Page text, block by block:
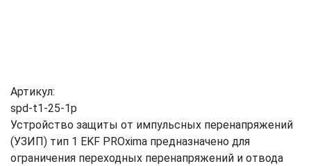
Артикул:
spd-t1-25-1p
Устройство защиты от импульсных перенапряжений
(УЗИП) тип 1 EKF PROxima предназначено для
ограничения переходных перенапряжений и отвода